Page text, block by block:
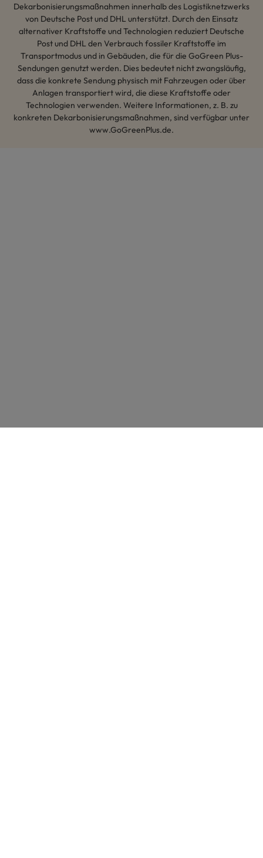
Dekarbonisierungsmaßnahmen innerhalb des Logistiknetzwerks
von Deutsche Post und DHL unterstützt. Durch den Einsatz
alternativer Kraftstoffe und Technologien reduziert Deutsche
Post und DHL den Verbrauch fossiler Kraftstoffe im
Transportmodus und in Gebäuden, die für die GoGreen Plus-
Sendungen genutzt werden. Dies bedeutet nicht zwangsläufig,
dass die konkrete Sendung physisch mit Fahrzeugen oder über
Anlagen transportiert wird, die diese Kraftstoffe oder
Technologien verwenden. Weitere Informationen, z. B. zu
konkreten Dekarbonisierungsmaßnahmen, sind verfügbar unter
www.GoGreenPlus.de.